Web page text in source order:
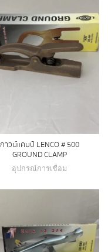
กาวน์แคมป์ LENCO # 500
GROUND CLAMP
อุปกรณ์การเชื่อม